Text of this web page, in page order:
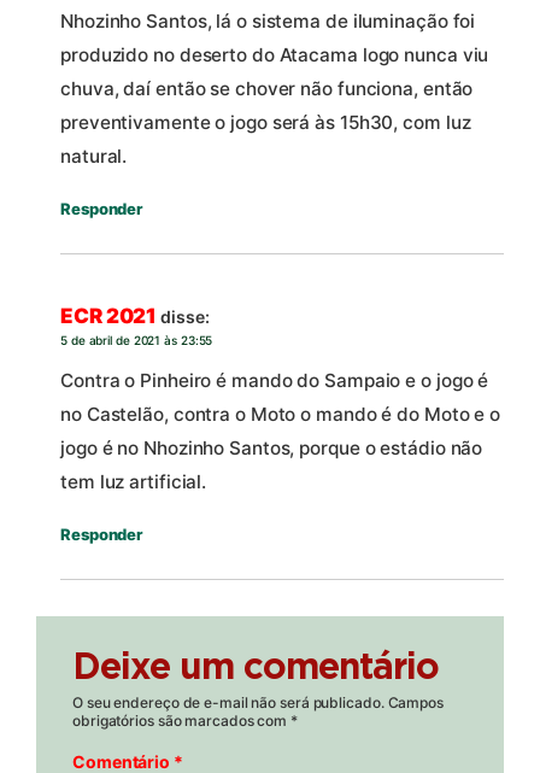
Nhozinho Santos, lá o sistema de iluminação foi
produzido no deserto do Atacama logo nunca viu
chuva, daí então se chover não funciona, então
preventivamente o jogo será às 15h30, com luz
natural.
Responder
ECR 2021 disse:
5 de abril de 2021 às 23:55
Contra o Pinheiro é mando do Sampaio e o jogo é
no Castelão, contra o Moto o mando é do Moto e o
jogo é no Nhozinho Santos, porque o estádio não
tem luz artificial.
Responder
Deixe um comentário
O seu endereço de e-mail não será publicado. Campos
obrigatórios são marcados com *
Comentário *